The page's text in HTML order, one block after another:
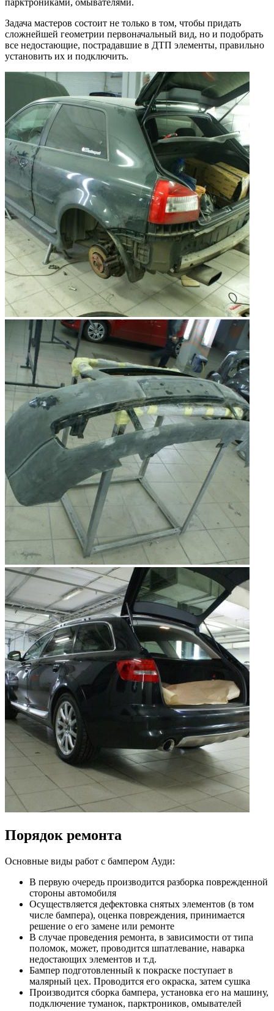
парктрониками, омывателями.
Задача мастеров состоит не только в том, чтобы придать
сложнейшей геометрии первоначальный вид, но и подобрать
все недостающие, пострадавшие в ДТП элементы, правильно
установить их и подключить.
Порядок ремонта
Основные виды работ с бампером Ауди:
В первую очередь производится разборка поврежденной
стороны автомобиля
Осуществляется дефектовка снятых элементов (в том
числе бампера), оценка повреждения, принимается
решение о его замене или ремонте
В случае проведения ремонта, в зависимости от типа
поломок, может, проводится шпатлевание, наварка
недостающих элементов и т.д.
Бампер подготовленный к покраске поступает в
малярный цех. Проводится его окраска, затем сушка
Производится сборка бампера, установка его на машину,
подключение туманок, парктроников, омывателей